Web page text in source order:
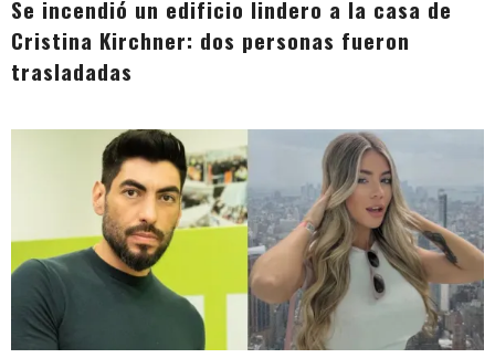
Se incendió un edificio lindero a la casa de
Cristina Kirchner: dos personas fueron
trasladadas